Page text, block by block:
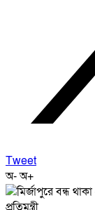
Tweet
অ-অ+